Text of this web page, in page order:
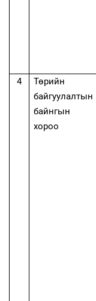
4
Төрийн
байгуулалтын
байнгын
хороо